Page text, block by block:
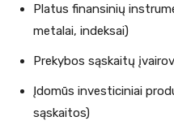
Platus finansinių
metalai, indeksai)
Prekybos sąskaitų
Įdomūs investiciniai
sąskaitos)